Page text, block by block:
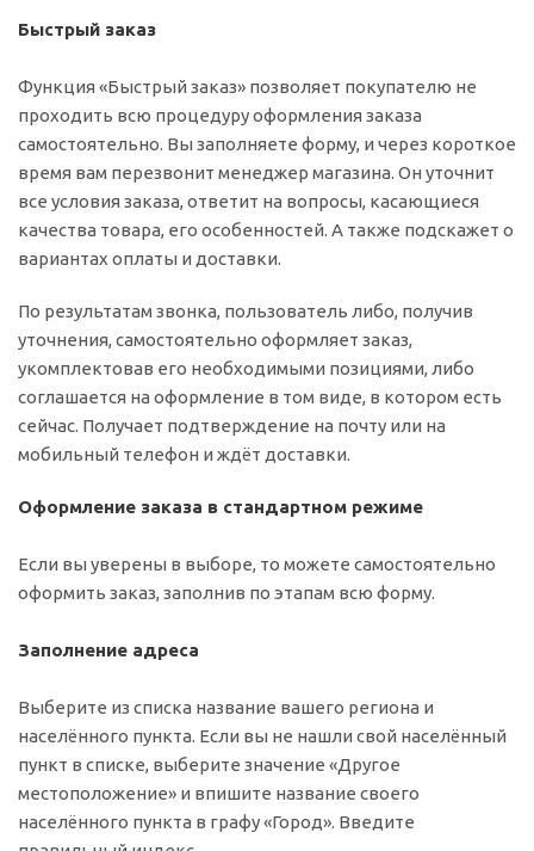
Быстрый заказ
Функция «Быстрый заказ» позволяет покупателю не
проходить всю процедуру оформления заказа
самостоятельно. Вы заполняете форму, и через короткое
время вам перезвонит менеджер магазина. Он уточнит
все условия заказа, ответит на вопросы, касающиеся
качества товара, его особенностей. А также подскажет о
вариантах оплаты и доставки.
По результатам звонка, пользователь либо, получив
уточнения, самостоятельно оформляет заказ,
укомплектовав его необходимыми позициями, либо
соглашается на оформление в том виде, в котором есть
сейчас. Получает подтверждение на почту или на
мобильный телефон и ждёт доставки.
Оформление заказа в стандартном режиме
Если вы уверены в выборе, то можете самостоятельно
оформить заказ, заполнив по этапам всю форму.
Заполнение адреса
Выберите из списка название вашего региона и
населённого пункта. Если вы не нашли свой населённый
пункт в списке, выберите значение «Другое
местоположение» и впишите название своего
населённого пункта в графу «Город». Введите